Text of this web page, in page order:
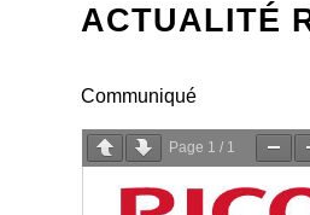
ACTUALITÉ
Communiqué
Page 1 / 1